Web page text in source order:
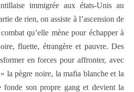
immigrée aux états-Unis au
de rien, on assiste à l’ascension de
qu’elle mène pour échapper à
fluette, étrangère et pauvre. Des
en forces pour affronter, avec
la pègre noire, la mafia blanche et la
fonde son propre gang et devient la